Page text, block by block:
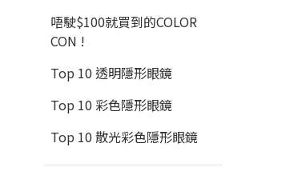
唔駛$100就買到的COLOR
CON !
Top 10 透明隱形眼鏡
Top 10 彩色隱形眼鏡
Top 10 散光彩色隱形眼鏡